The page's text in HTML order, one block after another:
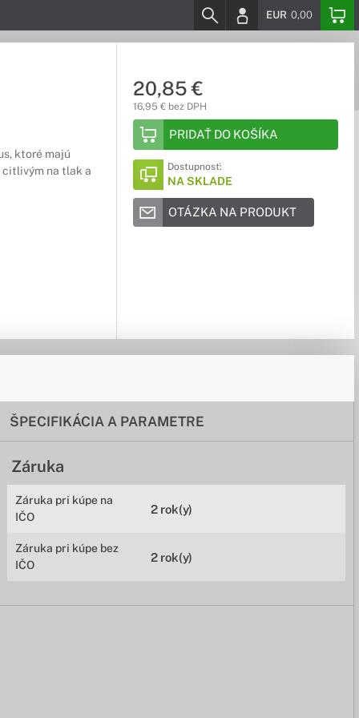
EUR 0,00
ktoré majú
citlivým na tlak a
20,85 €
16,95 € bez DPH
PRIDAŤ DO KOŠÍKA
Dostupnosť:
NA SKLADE
OTÁZKA NA PRODUKT
ŠPECIFIKÁCIA A PARAMETRE
Záruka
Záruka pri kúpe na
IČO
2 rok(y)
Záruka pri kúpe bez
IČO
2 rok(y)